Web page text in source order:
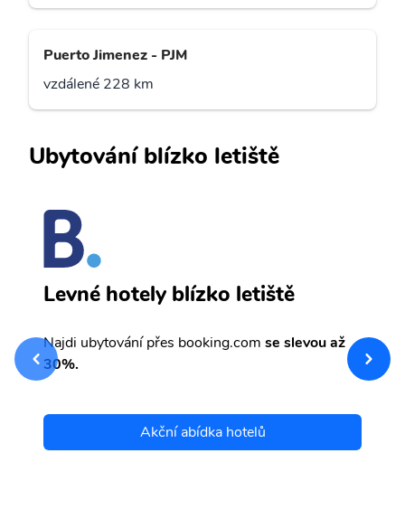
Puerto Jimenez - PJM
vzdálené 228 km
Ubytování blízko letiště
Levné hotely blízko letiště
Najdi ubytování přes booking.com se slevou až
30%.
Akční abídka hotelů